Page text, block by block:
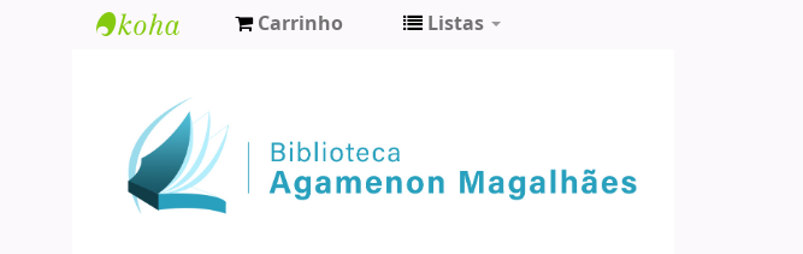
Agamenon
Magalhães
Carrinho Listas